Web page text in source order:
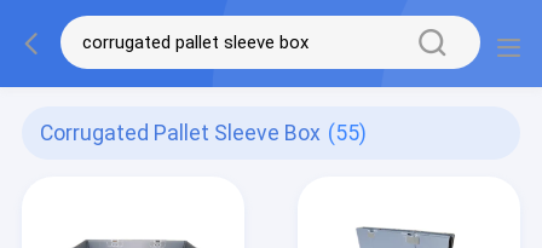
Corrugated Pallet Sleeve Box (55)